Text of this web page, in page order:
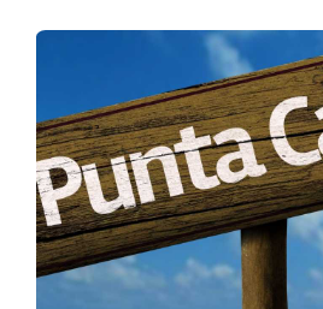
exitosas. Las historias
Domingo y Samaná demuestran
esperando ser descubiertas por
el paso. Si estás listo para
mercado, considera trabajar con
quien puede ofrecerte orientación
encontrar la propiedad perfecta
No te quedes atrás; ¡el momento